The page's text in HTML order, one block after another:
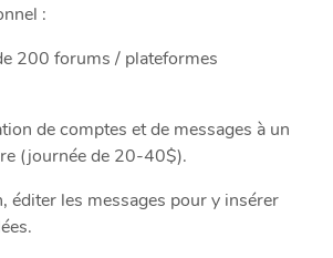
:
200 forums / plateformes
de comptes et de messages à un
(journée de 20-40$).
éditer les messages pour y insérer